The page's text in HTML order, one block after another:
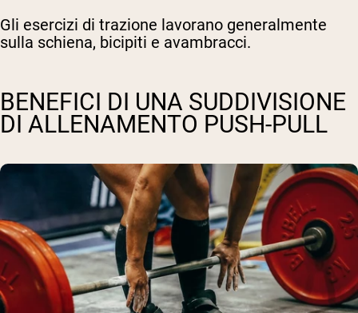
Gli esercizi di trazione lavorano generalmente
sulla schiena, bicipiti e avambracci.
BENEFICI DI UNA SUDDIVISIONE
DI ALLENAMENTO PUSH-PULL